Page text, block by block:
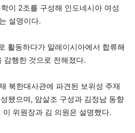
이 2조를 구성해 인도네시아 여성
설명이다.
활동하다가 말레이시아에서 합류해
감행한 것으로 전해졌다.
북한대사관에 파견된 보위성 주재
됐으며, 암살조 구성과 김정남 동향
위원장과 김 의원은 설명했다.